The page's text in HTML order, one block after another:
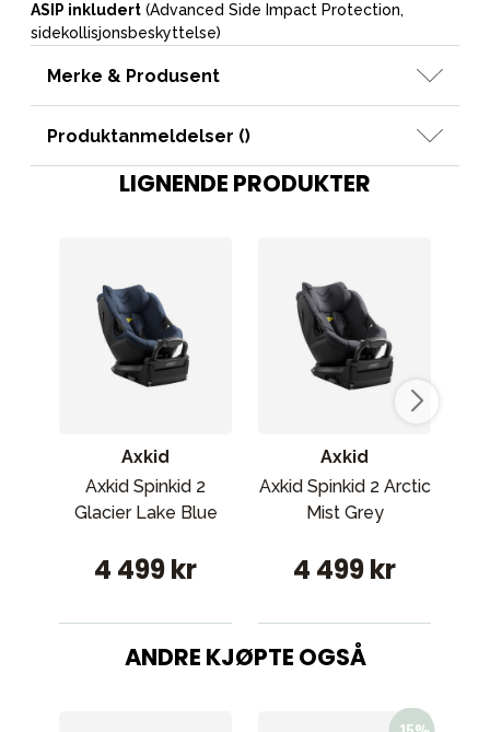
ASIP inkludert (Advanced Side Impact Protection,
sidekollisjonsbeskyttelse)
Merke & Produsent
Produktanmeldelser ()
LIGNENDE PRODUKTER
Axkid
Axkid Spinkid 2
Glacier Lake Blue
4 499 kr
Axkid
Axkid Spinkid 2 Arctic
Mist Grey
4 499 kr
ANDRE KJØPTE OGSÅ